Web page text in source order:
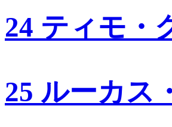
24 ティモ・
25 ルーカス